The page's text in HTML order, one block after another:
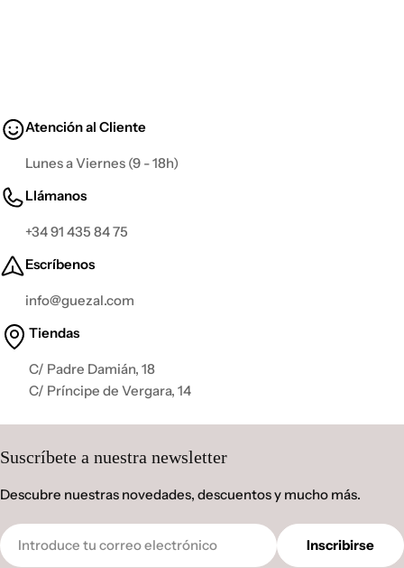
Atención al Cliente
Lunes a Viernes (9 - 18h)
Llámanos
+34 91 435 84 75
Escríbenos
info@guezal.com
Tiendas
C/ Padre Damián, 18
C/ Príncipe de Vergara, 14
Suscríbete a nuestra newsletter
Descubre nuestras novedades, descuentos y mucho más.
Correo
electrónico
Inscribirse